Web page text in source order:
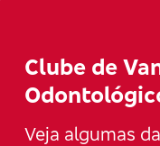
Clube de
Veja algumas